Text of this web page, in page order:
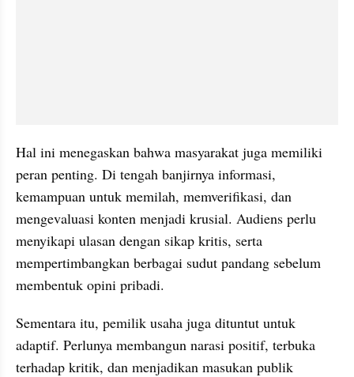
Hal ini menegaskan bahwa masyarakat juga memiliki
peran penting. Di tengah banjirnya informasi,
kemampuan untuk memilah, memverifikasi, dan
mengevaluasi konten menjadi krusial. Audiens perlu
menyikapi ulasan dengan sikap kritis, serta
mempertimbangkan berbagai sudut pandang sebelum
membentuk opini pribadi.
Sementara itu, pemilik usaha juga dituntut untuk
adaptif. Perlunya membangun narasi positif, terbuka
terhadap kritik, dan menjadikan masukan publik